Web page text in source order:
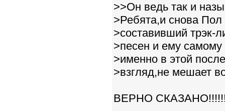
>>Он ведь так и
>Ребята,и снова Пол
>составивший трэк-
>песен и ему самому
>именно в этой
>взгляд,не мешает
ВЕРНО